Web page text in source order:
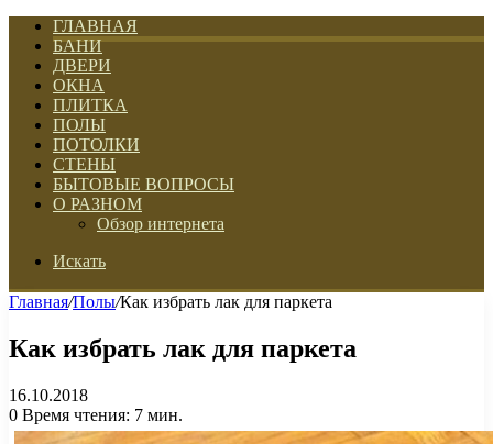
ГЛАВНАЯ
БАНИ
ДВЕРИ
ОКНА
ПЛИТКА
ПОЛЫ
ПОТОЛКИ
СТЕНЫ
БЫТОВЫЕ ВОПРОСЫ
О РАЗНОМ
Обзор интернета
Искать
Главная/Полы/Как избрать лак для паркета
Как избрать лак для паркета
16.10.2018
0 Время чтения: 7 мин.